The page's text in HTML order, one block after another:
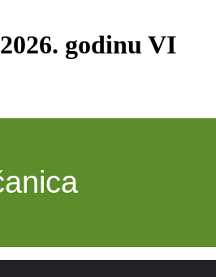
godinu VI